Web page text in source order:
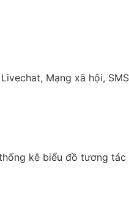
Mạng xã hội,
kê biểu đồ tương tác